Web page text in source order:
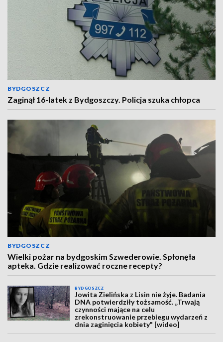
BYDGOSZCZ
Zaginął 16-latek z Bydgoszczy. Policja szuka chłopca
BYDGOSZCZ
Wielki pożar na bydgoskim Szwederowie. Spłonęła
apteka. Gdzie realizować roczne recepty?
BYDGOSZCZ
Jowita Zielińska z Lisin nie żyje. Badania
DNA potwierdziły tożsamość. „Trwają
czynności mające na celu
zrekonstruowanie przebiegu wydarzeń z
dnia zaginięcia kobiety" [wideo]